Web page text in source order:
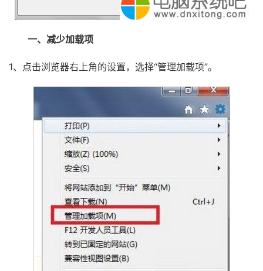
一、减少加载项
1、点击浏览器右上角的设置，选择“管理加载项”。